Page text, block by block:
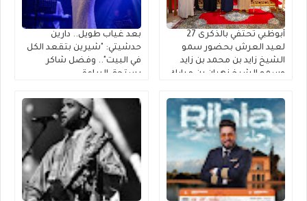
أبوظبي تحتفي بالذكرى 27
لعيد العرش بحضور سمو
الشيخ زايد بن محمد بن زايد
وسمو الشيخ نهيان بن مبارك
بعد غياب طويل.. دارين
حدشيتي: "شيرين بتقعد الكل
في البيت".. وفضل شاكر
يستحق البراءة